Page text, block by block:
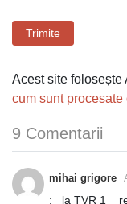
Trimite
Acest site folosește
cum sunt
9 Comentarii
mihai grigore
:_ la TVR 1 _